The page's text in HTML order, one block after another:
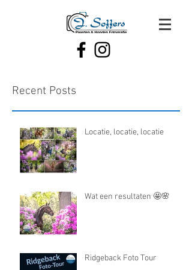
Recent Posts
Locatie, locatie, locatie
Wat een resultaten 🤩🌸
Ridgeback Foto Tour